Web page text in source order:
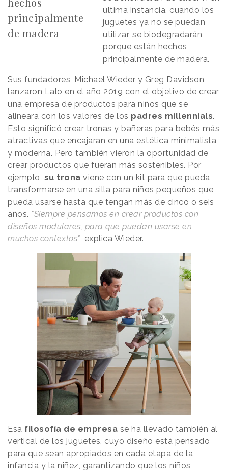
principalmente
de madera
última instancia, cuando los
juguetes ya no se puedan
utilizar, se biodegradarán
porque están hechos
principalmente de madera.
Sus fundadores, Michael Wieder y Greg Davidson,
lanzaron Lalo en el año 2019 con el objetivo de crear
una empresa de productos para niños que se
alineara con los valores de los padres millennials.
Esto significó crear tronas y bañeras para bebés más
atractivas que encajaran en una estética minimalista
y moderna. Pero también vieron la oportunidad de
crear productos que fueran más sostenibles. Por
ejemplo, su trona viene con un kit para que pueda
transformarse en una silla para niños pequeños que
pueda usarse hasta que tengan más de cinco o seis
años. "Siempre pensamos en crear productos con
diseños modulares, para que puedan usarse en
muchos contextos", explica Wieder.
Esa filosofía de empresa se ha llevado también al
vertical de los juguetes, cuyo diseño está pensado
para que sean apropiados en cada etapa de la
infancia y la niñez, garantizando que los niños